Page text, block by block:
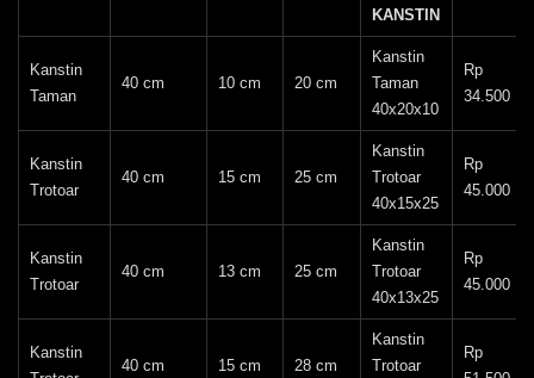
KANSTIN
Kanstin
Taman
40 cm 10 cm 20 cm
Kanstin
Taman
40x20x10
Rp
34.500
Kanstin
Trotoar
40 cm 15 cm 25 cm
Kanstin
Trotoar
40x15x25
Rp
45.000
Kanstin
Trotoar
40 cm 13 cm 25 cm
Kanstin
Trotoar
40x13x25
Rp
45.000
Kanstin
40 cm 15 cm 28 cm
Kanstin
Trotoar
Rp